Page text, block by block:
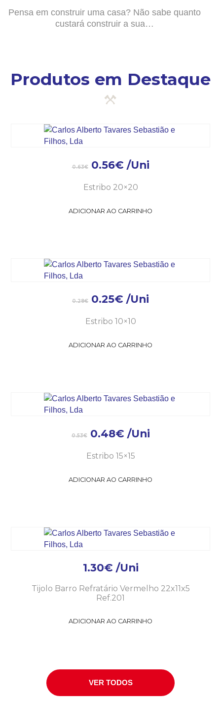
Pensa em construir uma casa? Não sabe quanto
custará construir a sua…
Produtos em Destaque
0.63€ 0.56€ /Uni
Estribo 20×20
ADICIONAR AO CARRINHO
0.28€ 0.25€ /Uni
Estribo 10×10
ADICIONAR AO CARRINHO
0.53€ 0.48€ /Uni
Estribo 15×15
ADICIONAR AO CARRINHO
1.30€ /Uni
Tijolo Barro Refratário Vermelho 22x11x5
Ref.201
ADICIONAR AO CARRINHO
VER TODOS